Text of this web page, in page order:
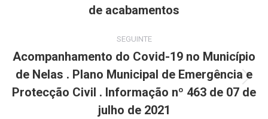
post:
de acabamentos
SEGUINTE
Next
post:
Acompanhamento do Covid-19 no Município
de Nelas . Plano Municipal de Emergência e
Protecção Civil . Informação nº 463 de 07 de
julho de 2021